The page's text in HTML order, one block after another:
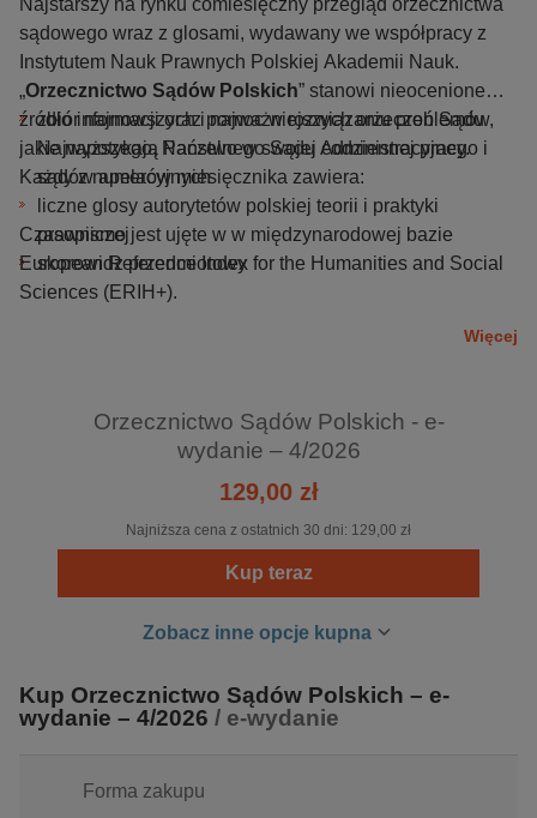
sądowego wraz z glosami, wydawany we współpracy z
Instytutem Nauk Prawnych Polskiej Akademii Nauk.
„Orzecznictwo Sądów Polskich” stanowi nieocenione
źródło informacji oraz pomoc w rozwiązaniu problemów,
jakie napotykają Państwo w swojej codziennej pracy.
Każdy z numerów miesięcznika zawiera:
zbiór najnowszych i najważniejszych orzeczeń Sądu
Najwyższego, Naczelnego Sądu Administracyjnego i
sądów apelacyjnych
liczne glosy autorytetów polskiej teorii i praktyki
prawniczej
skorowidz przedmiotowy
Czasopismo jest ujęte w w międzynarodowej bazie
European Reference Index for the Humanities and Social
Sciences (ERIH+).
Więcej
Orzecznictwo Sądów Polskich - e-
wydanie – 4/2026
129,00 zł
Najniższa cena z ostatnich 30 dni: 129,00 zł
Kup teraz
Zobacz inne opcje kupna
Kup Orzecznictwo Sądów Polskich – e-
wydanie – 4/2026 / e-wydanie
Forma zakupu